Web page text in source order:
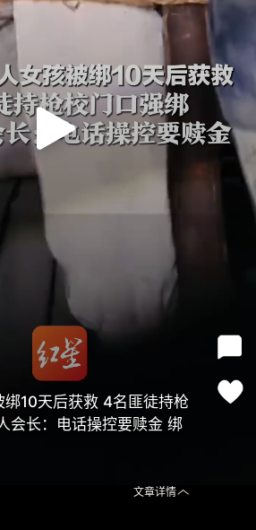
绑10天后获救 4名匪徒持枪
会长：电话操控要赎金 绑
文章详情